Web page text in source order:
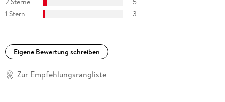
stellte er seine Nachfolger vor und kündigte an, dass Asterix
auch ohne ihn eine glorreiche Zukunft bevorsteht.
2 Sterne
5
1 Stern
3
Eigene Bewertung schreiben
Zur Empfehlungsrangliste